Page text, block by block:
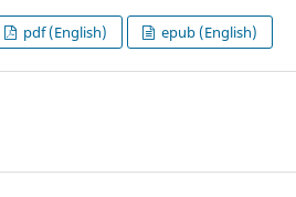
pdf (English) epub (English)